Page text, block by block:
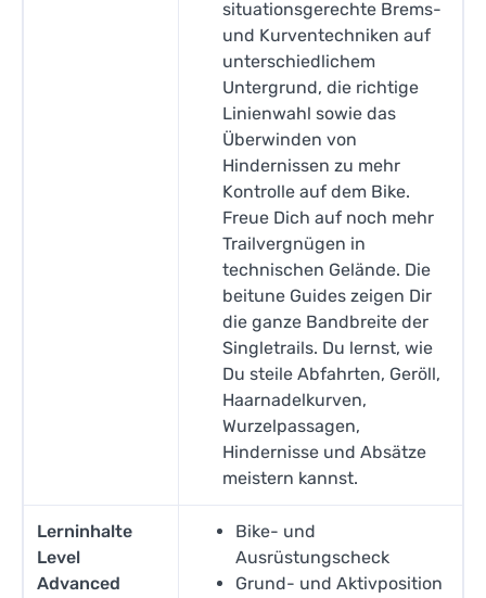
situationsgerechte Brems-
und Kurventechniken auf
unterschiedlichem
Untergrund, die richtige
Linienwahl sowie das
Überwinden von
Hindernissen zu mehr
Kontrolle auf dem Bike.
Freue Dich auf noch mehr
Trailvergnügen in
technischen Gelände. Die
beitune Guides zeigen Dir
die ganze Bandbreite der
Singletrails. Du lernst, wie
Du steile Abfahrten, Geröll,
Haarnadelkurven,
Wurzelpassagen,
Hindernisse und Absätze
meistern kannst.
Lerninhalte
Level
Advanced
Bike- und
Ausrüstungscheck
Grund- und Aktivposition